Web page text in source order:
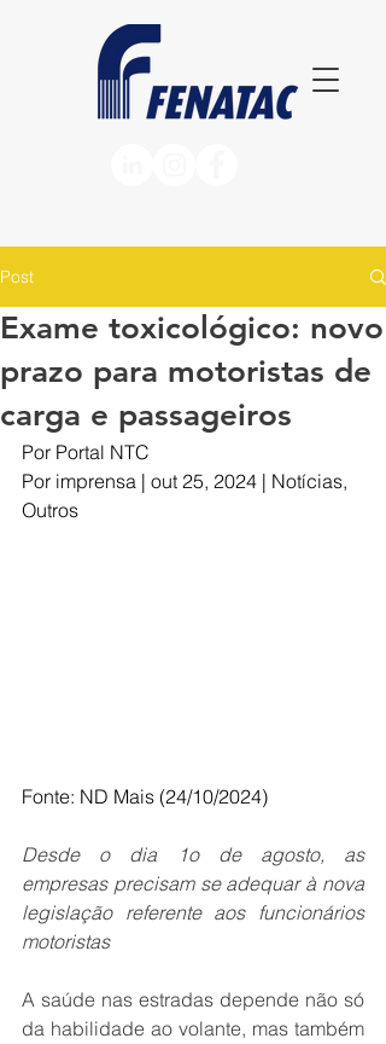
Post
Exame toxicológico: novo
prazo para motoristas de
carga e passageiros
Por Portal NTC
Por imprensa | out 25, 2024 | Notícias,
Outros
Fonte: ND Mais (24/10/2024)
Desde o dia 1o de agosto, as
empresas precisam se adequar à nova
legislação referente aos funcionários
motoristas
A saúde nas estradas depende não só
da habilidade ao volante, mas também